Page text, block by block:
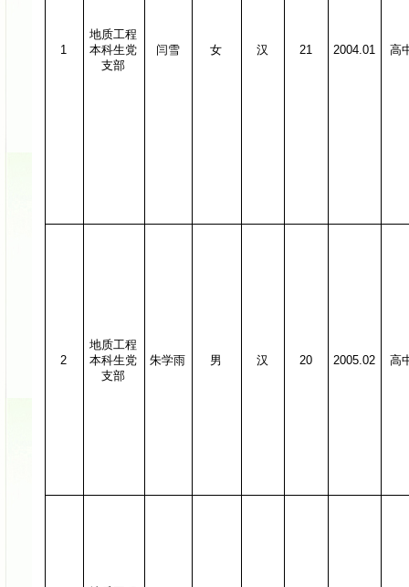
1
地质工程
本科生党
支部
闫雪 女 汉 21 2004.01 高
2
地质工程
本科生党
支部
朱学雨 男 汉 20 2005.02 高